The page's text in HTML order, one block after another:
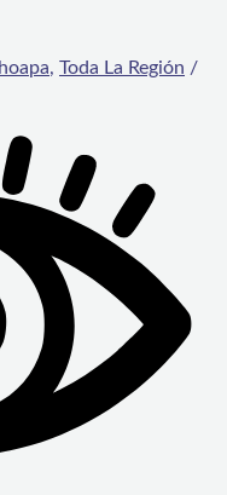
, Toda La Región /